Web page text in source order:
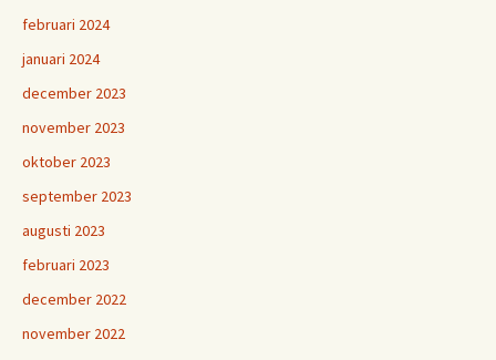
februari 2024
januari 2024
december 2023
november 2023
oktober 2023
september 2023
augusti 2023
februari 2023
december 2022
november 2022